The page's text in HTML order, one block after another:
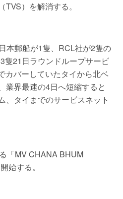
）を解消する。
本郵船が1隻、RCL社が2隻の
隻21日ラウンドループサービ
カバーしていたタイから北ベ
業界最速の4日へ短縮すると
、タイまでのサービスネット
「MV CHANA BHUM
始する。